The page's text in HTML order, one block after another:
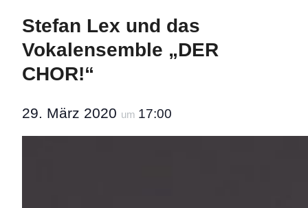
Stefan Lex und das
Vokalensemble „DER
CHOR!“
29. März 2020 um 17:00